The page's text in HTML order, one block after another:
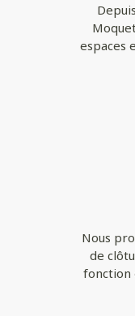
espaces
Nous
de
fonction